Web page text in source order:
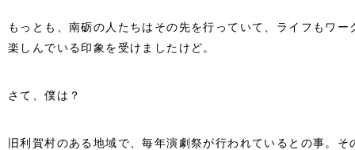
もっとも、南砺の人たちはその先を行っていて、ライフもワ
楽しんでいる印象を受けましたけど。
さて、僕は？
旧利賀村のある地域で、毎年演劇祭が行われているとの事。